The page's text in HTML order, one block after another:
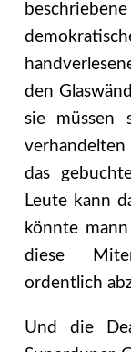
den
sie müssen
verhandelten
das
Leute kann
könnte
diese
ordentlich
Und die